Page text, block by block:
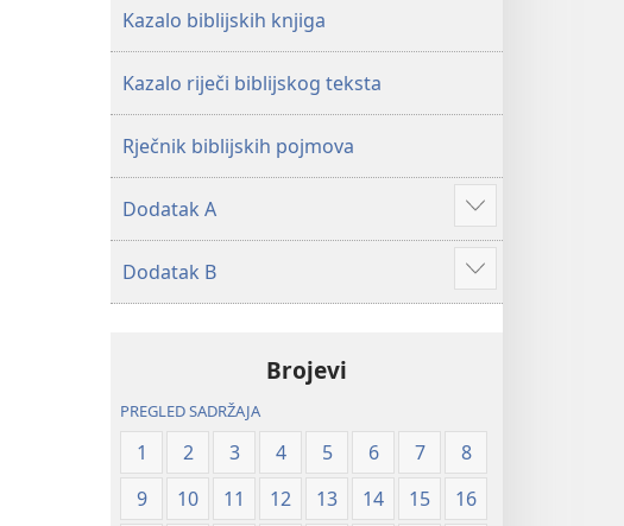
Kazalo biblijskih knjiga
Kazalo riječi biblijskog teksta
Rječnik biblijskih pojmova
Dodatak A
Prikaži
više
Dodatak B
Prikaži
više
Brojevi
PREGLED SADRŽAJA
1 2 3 4 5 6 7
8
9
10 11 12 13 14 15
16